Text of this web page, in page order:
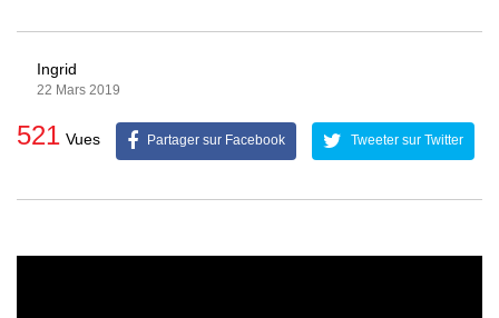
Ingrid
22 Mars 2019
521 Vues Partager sur Facebook Tweeter sur Twitter